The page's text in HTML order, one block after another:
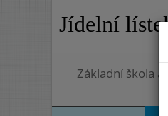
Jídelní
Základní škola